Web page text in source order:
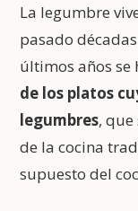
La legumbre
pasado
últimos años
de los platos
legumbres,
de la cocina
supuesto del